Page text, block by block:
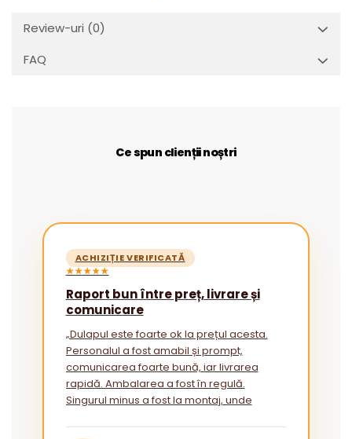
Review-uri (0)
FAQ
Ce spun clienții noștri
ACHIZIȚIE VERIFICATĂ
★★★★★
Raport bun între preț, livrare și
comunicare
„Dulapul este foarte ok la prețul acesta.
Personalul a fost amabil și prompt,
comunicarea foarte bună, iar livrarea
rapidă. Ambalarea a fost în regulă.
Singurul minus a fost la montaj, unde